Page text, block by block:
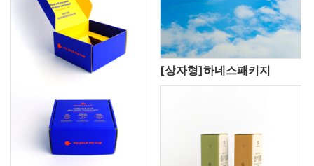
[상자형]하네스패키지